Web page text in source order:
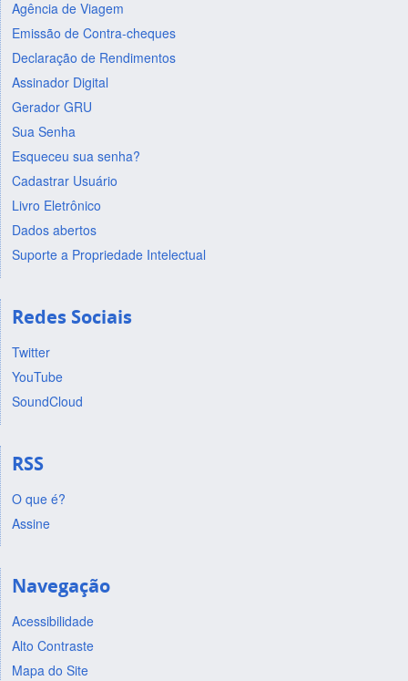
Agência de Viagem
Emissão de Contra-cheques
Declaração de Rendimentos
Assinador Digital
Gerador GRU
Sua Senha
Esqueceu sua senha?
Cadastrar Usuário
Livro Eletrônico
Dados abertos
Suporte a Propriedade Intelectual
Redes Sociais
Twitter
YouTube
SoundCloud
RSS
O que é?
Assine
Navegação
Acessibilidade
Alto Contraste
Mapa do Site